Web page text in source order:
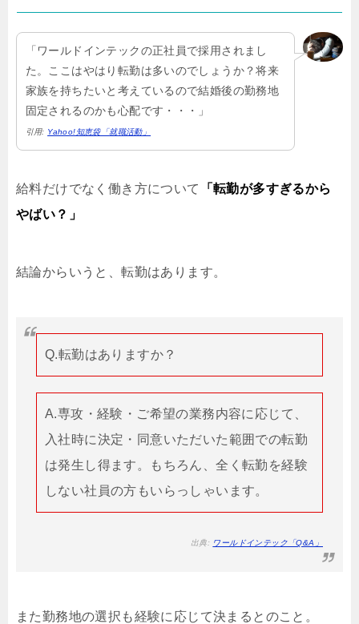
「ワールドインテックの正社員で採用されまし
た。ここはやはり転勤は多いのでしょうか？将来
家族を持ちたいと考えているので結婚後の勤務地
固定されるのかも心配です・・・」
引用: Yahoo!知恵袋「就職活動」
給料だけでなく働き方について
「転勤が多すぎるから
やばい？」
結論からいうと、転勤はあります。
Q.転勤はありますか？
A.専攻・経験・ご希望の業務内容に応じて、
入社時に決定・同意いただいた範囲での転勤
は発生し得ます。もちろん、全く転勤を経験
しない社員の方もいらっしゃいます。
出典: ワールドインテック「Q&A」
また勤務地の選択も経験に応じて決まるとのこと。